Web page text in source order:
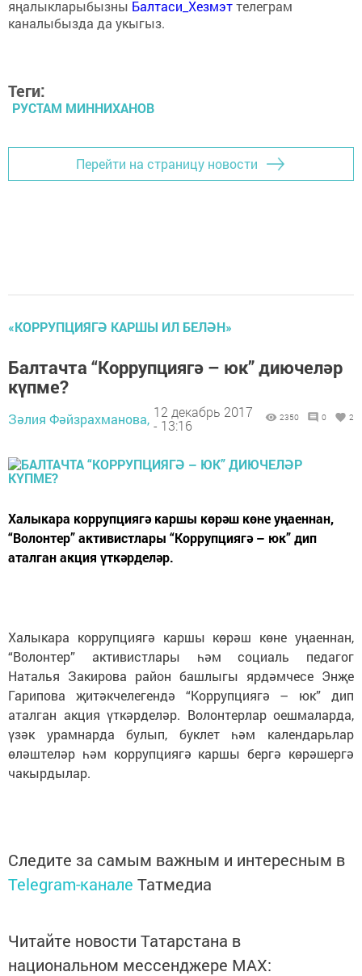
яңалыкларыбызны Балтаси_Хезмэттелеграм
каналыбызда да укыгыз.
Теги:
РУСТАМ МИННИХАНОВ
Перейти на страницу новости
«КОРРУПЦИЯГӘ КАРШЫ ИЛ БЕЛӘН»
Балтачта “Коррупциягә – юк” диючеләр
күпме?
Зәлия Фәйзрахманова, 12 декабрь 2017
- 13:16
2350 0 2
Халыкара коррупциягә каршы көрәш көне уңаеннан,
“Волонтер” активистлары “Коррупциягә – юк” дип
аталган акция үткәрделәр.
Халыкара коррупциягә каршы көрәш көне уңаеннан,
“Волонтер” активистлары һәм социаль педагог
Наталья Закирова район башлыгы ярдәмчесе Энҗе
Гарипова җитәкчелегендә “Коррупциягә – юк” дип
аталган акция үткәрделәр. Волонтерлар оешмаларда,
үзәк урамнарда булып, буклет һәм календарьлар
өләштеләр һәм коррупциягә каршы бергә көрәшергә
чакырдылар.
Следите за самым важным и интересным в
Telegram-канале Татмедиа
Читайте новости Татарстана в
национальном мессенджере MАХ: